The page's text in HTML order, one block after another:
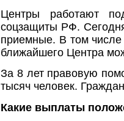
Центры работают
соцзащиты РФ.
приемные. В том числе
ближайшего Центра
За 8 лет правовую
тысяч человек.
Какие выплаты